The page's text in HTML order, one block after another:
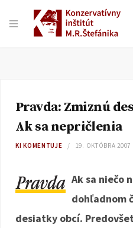
Pravda: Zmiznú
Ak sa nepričlenia
KI KOMENTUJE 19. OKTÓBRA 2007
Ak sa niečo
dohľadnom
desiatky obcí.